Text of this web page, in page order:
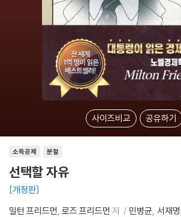
사이즈비교 공유하기
소득공제 분철
선택할 자유
개정판
밀턴 프리드먼 로즈 프리드먼 저 민병균 서재명